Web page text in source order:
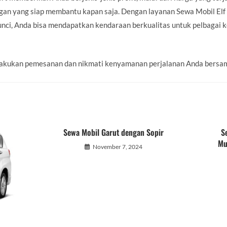
yang siap membantu kapan saja. Dengan layanan Sewa Mobil
Anda bisa mendapatkan kendaraan berkualitas untuk pelbagai
pemesanan dan nikmati kenyamanan perjalanan Anda
Sewa Mobil Garut dengan Sopir
November 7, 2024